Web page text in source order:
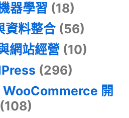
器學習 (18)
資料整合(56)
網站經營 (10)
(296)
WooCommerce 開